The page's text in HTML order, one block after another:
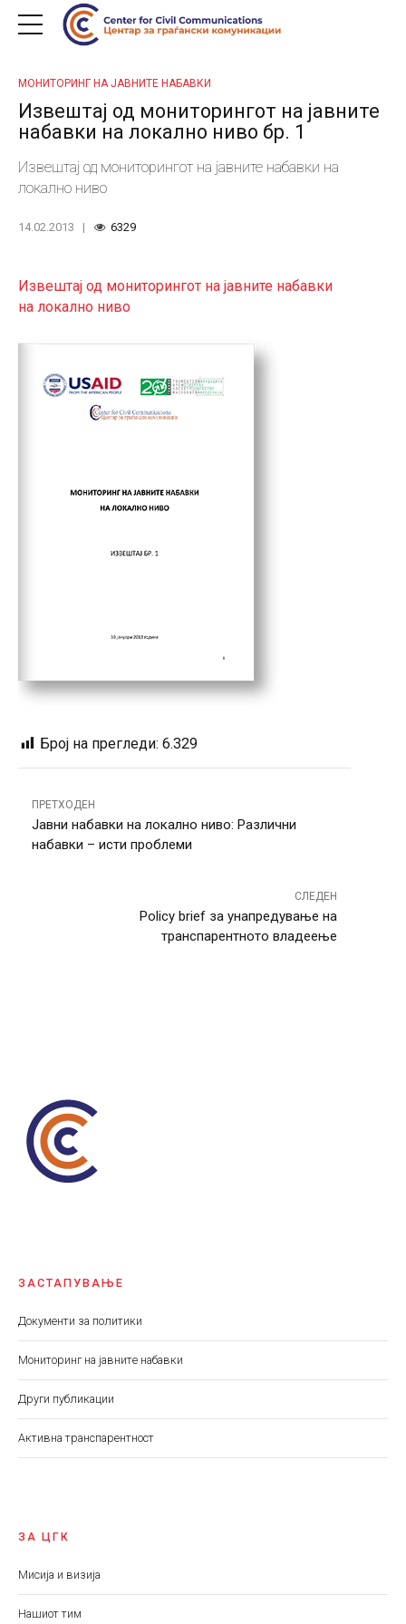
МОНИТОРИНГ НА ЈАВНИТЕ НАБАВКИ
Извештај од мониторингот на јавните
набавки на локално ниво бр. 1
Извештај од мониторингот на јавните набавки на
локално ниво
14.02.2013 6329
Извештај од мониторингот на јавните набавки
на локално ниво
Број на прегледи: 6.329
ПРЕТХОДЕН
Јавни набавки на локално ниво: Различни
набавки – исти проблеми
СЛЕДЕН
Policy brief за унапредување на
транспарентното владеење
ЗАСТАПУВАЊЕ
Документи за политики
Мониторинг на јавните набавки
Други публикации
Aктивна транспарентност
ЗА ЦГК
Мисија и визија
Нашиот тим